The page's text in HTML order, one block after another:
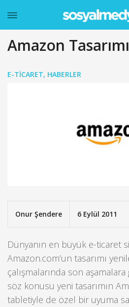
Amazon
E-TICARET, HABERLER
Onur Şendere 6 Eylül 2011
Dünyanın en büyük e-ticaret
Amazon.com’un tasarımı
çalışmalarında son
söz konusu yeni tasarımın
tabletiyle de özel bir uyuma